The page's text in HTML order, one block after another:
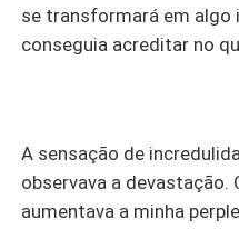
se transformará em algo
conseguia acreditar no
A sensação de
observava a devastação.
aumentava a minha